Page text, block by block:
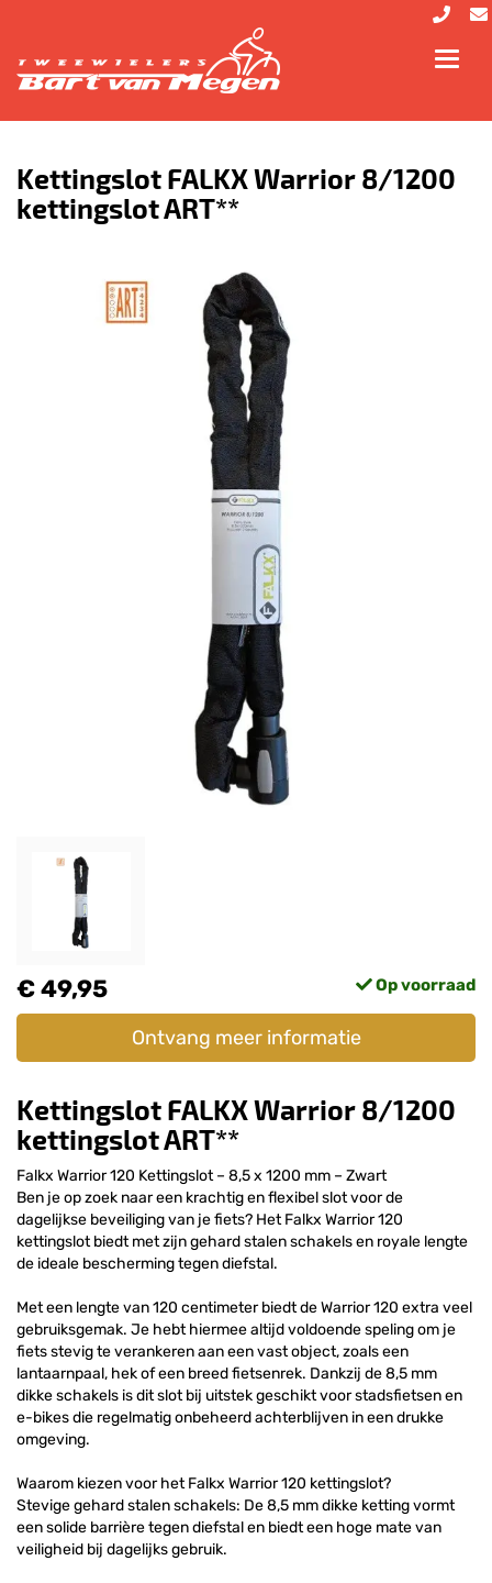
Kettingslot FALKX Warrior 8/1200
kettingslot ART**
€ 49,95 Op voorraad
Ontvang meer informatie
Kettingslot FALKX Warrior 8/1200
kettingslot ART**
Falkx Warrior 120 Kettingslot – 8,5 x 1200 mm – Zwart
Ben je op zoek naar een krachtig en flexibel slot voor de
dagelijkse beveiliging van je fiets? Het Falkx Warrior 120
kettingslot biedt met zijn gehard stalen schakels en royale lengte
de ideale bescherming tegen diefstal.
Met een lengte van 120 centimeter biedt de Warrior 120 extra veel
gebruiksgemak. Je hebt hiermee altijd voldoende speling om je
fiets stevig te verankeren aan een vast object, zoals een
lantaarnpaal, hek of een breed fietsenrek. Dankzij de 8,5 mm
dikke schakels is dit slot bij uitstek geschikt voor stadsfietsen en
e-bikes die regelmatig onbeheerd achterblijven in een drukke
omgeving.
Waarom kiezen voor het Falkx Warrior 120 kettingslot?
Stevige gehard stalen schakels: De 8,5 mm dikke ketting vormt
een solide barrière tegen diefstal en biedt een hoge mate van
veiligheid bij dagelijks gebruik.